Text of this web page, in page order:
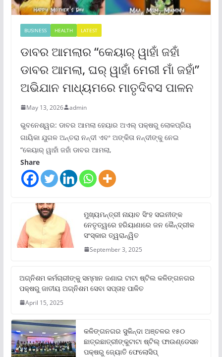
BUSINESS HEALTH LATEST
ଡାବର ଆମଲାର “କେୟାର୍ ୱାହାଁ ଜହାଁ
ଡାବର ଆମଲା, ଘର୍ ୱାହାଁ ମେରୀ ମାଁ ଜହାଁ”
ଅଭିଯାନ ମାଧ୍ୟମରେ ମାତୃଦିବସ ପାଳନ
May 13, 2026 admin
ଭୁବନେଶ୍ୱର: ଡାବର ଆମଲା ହେୟାର ଅଏଲ୍ ପକ୍ଷରୁ ଲୋକପ୍ରିୟ
ଗାୟିକା ଯୁଗଳ ଅନ୍ତରା ନନ୍ଦୀ ଏବଂ ଅଙ୍କିତା ନନ୍ଦୀଙ୍କୁ ନେଇ
“କେୟାର୍ ୱାହାଁ ଜହାଁ ଡାବର ଆମଲା,
Share
ମୁଖ୍ୟମନ୍ତ୍ରୀ ନାୟାବ ସିଂହ ସଇନୀଙ୍କ
ନେତୃତ୍ୱରେ ହରିୟାଣାରେ ଜନ କୈନ୍ଦ୍ରୀକ
ସଂସ୍କାର ତ୍ୱରାନ୍ୱିତ
September 3, 2025
ଅଗ୍ନିଶମ କର୍ମଚାରୀଙ୍କୁ ସମ୍ମାନ ଜଣାଇ ଟାଟା ଷ୍ଟିଲ କଳିଙ୍ଗନଗର
ପକ୍ଷରୁ ଜାତୀୟ ଅଗ୍ନିଶମ ସେବା ସପ୍ତାହ ପାଳିତ
April 15, 2025
କଳିଙ୍ଗନଗର ସୁକିନ୍ଦା ଅଞ୍ଚଳର ୧୫୦
ଛାତ୍ରଛାତ୍ରୀଙ୍କୁଟାଟା ଷ୍ଟିଲ୍ ଫାଉଣ୍ଡେସନ
ପକ୍ଷରୁ ଜ୍ୟୋତି ଫେଲୋସିପ୍‌